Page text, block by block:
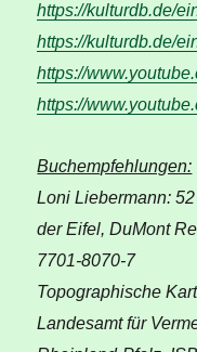
https://kulturdb.de/
https://kulturdb.de/
https://
https://
Buchempfehlungen:
Loni Liebermann:
der Eifel, DuMont
7701-8070-7
Topographische
Landesamt für